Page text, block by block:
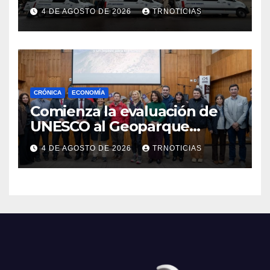
nuevas ambulancias para
Cauquenes y Sagrada Familia
4 DE AGOSTO DE 2026 TRNOTICIAS
CRÓNICA ECONOMÍA
Comienza la evaluación de
UNESCO al Geoparque
Aspirante Pillanmapu en el
Maule
4 DE AGOSTO DE 2026 TRNOTICIAS